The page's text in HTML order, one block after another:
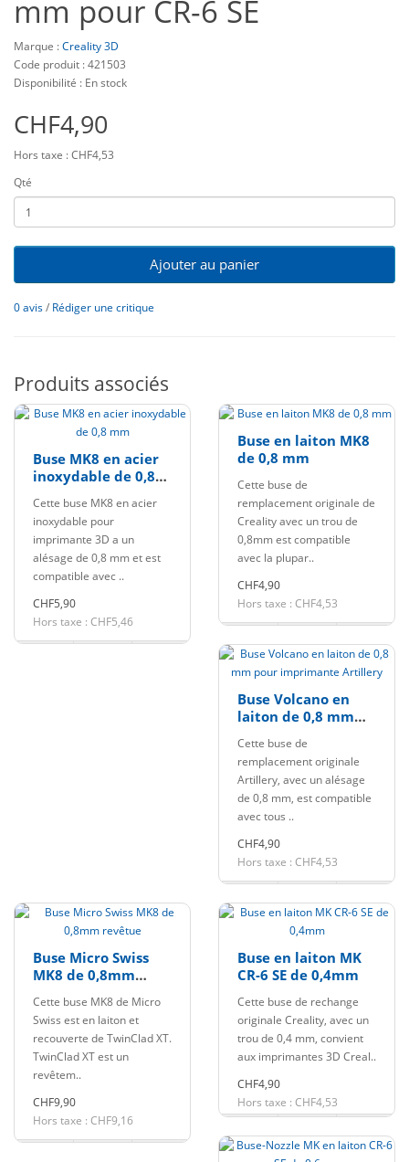
mm pour CR-6 SE
Marque :Creality 3D
Code produit : 421503
Disponibilité : En stock
CHF4,90
Hors taxe : CHF4,53
Qté
Ajouter au panier
0 avis/ Rédiger une critique
Produits associés
Buse MK8 en acier
inoxydable de 0,8
Cette buse MK8 en acier
inoxydable pour
imprimante 3D a un
alésage de 0,8 mm et est
compatible avec ..
CHF5,90
Hors taxe : CHF5,46
Buse en laiton MK8
de 0,8 mm
Cette buse de
remplacement originale de
Creality avec un trou de
0,8mm est compatible
avec la plupar..
CHF4,90
Hors taxe : CHF4,53
Buse Volcano en
laiton de 0,8 mm
Artillery
Cette buse de
remplacement originale
Artillery, avec un alésage
de 0,8 mm, est compatible
avec tous ..
CHF4,90
Hors taxe : CHF4,53
Buse Micro Swiss
MK8 de 0,8mm
Cette buse MK8 de Micro
Swiss est en laiton et
recouverte de TwinClad XT.
TwinClad XT est un
revêtem..
CHF9,90
Hors taxe : CHF9,16
Buse en laiton MK
CR-6 SE de 0,4mm
Cette buse de rechange
originale Creality, avec un
trou de 0,4 mm, convient
aux imprimantes 3D Creal..
CHF4,90
Hors taxe : CHF4,53